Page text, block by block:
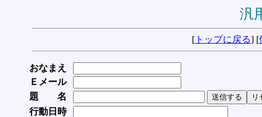
汎
[ トップに戻る] [
おなまえ
Ｅメール
題 名
行動日時